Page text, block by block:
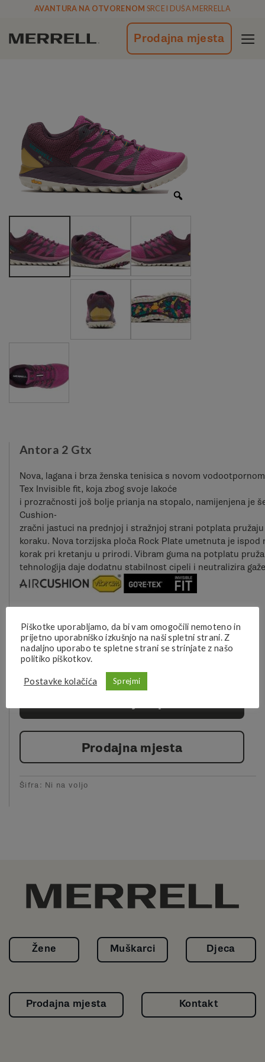
vsebino
AVANTURA NA OTVORENOM SRCE I DUŠA MERRELLA
Prodajna mjesta
Antora 2 Gtx
Nova, lagana i brza ženska tenisica s novom
Tex Invisible fit, koja zbog svoje lakoće
i prozračnosti još bolje prianja na stopalo, namijenjena je
Cushion-
zračni jastuci na prednjoj i stražnjoj strani potplata
koraku. Nova torzijska ploča Rock Plate umetnuta je
korak pri kretanju u prirodi. Vibram guma na potplatu
tehnologija daje dodatnu stabilnost cipeli i neutralizira
boja : Fuchsia
Prodajna mjesta
Šifra: Ni na voljo
Žene Muškarci Djeca
Prodajna mjesta Kontakt
Piškotke uporabljamo, da bi vam omogočili nemoteno in
prijetno uporabniško izkušnjo na naši spletni strani. Z
nadaljno uporabo te spletne strani se strinjate z našo
politiko piškotkov.
Postavke kolačića Sprejmi